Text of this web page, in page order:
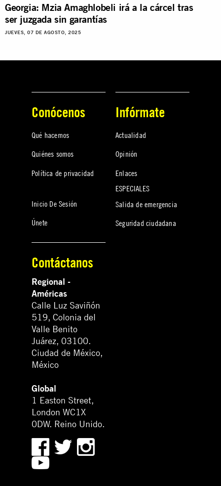
Georgia: Mzia Amaghlobeli irá a la cárcel tras
ser juzgada sin garantías
JUEVES, 07 DE AGOSTO, 2025
Conócenos
Qué hacemos
Quiénes somos
Política de privacidad
Inicio De Sesión
Únete
Infórmate
Actualidad
Opinión
Enlaces
ESPECIALES
Salida de emergencia
Seguridad ciudadana
Contáctanos
Regional -
Américas
Calle Luz Saviñón
519, Colonia del
Valle Benito
Juárez, 03100.
Ciudad de México,
México
Global
1 Easton Street,
London WC1X
0DW. Reino Unido.